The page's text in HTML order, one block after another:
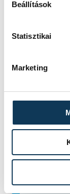
Beállítások
Statisztikai
Marketing
A